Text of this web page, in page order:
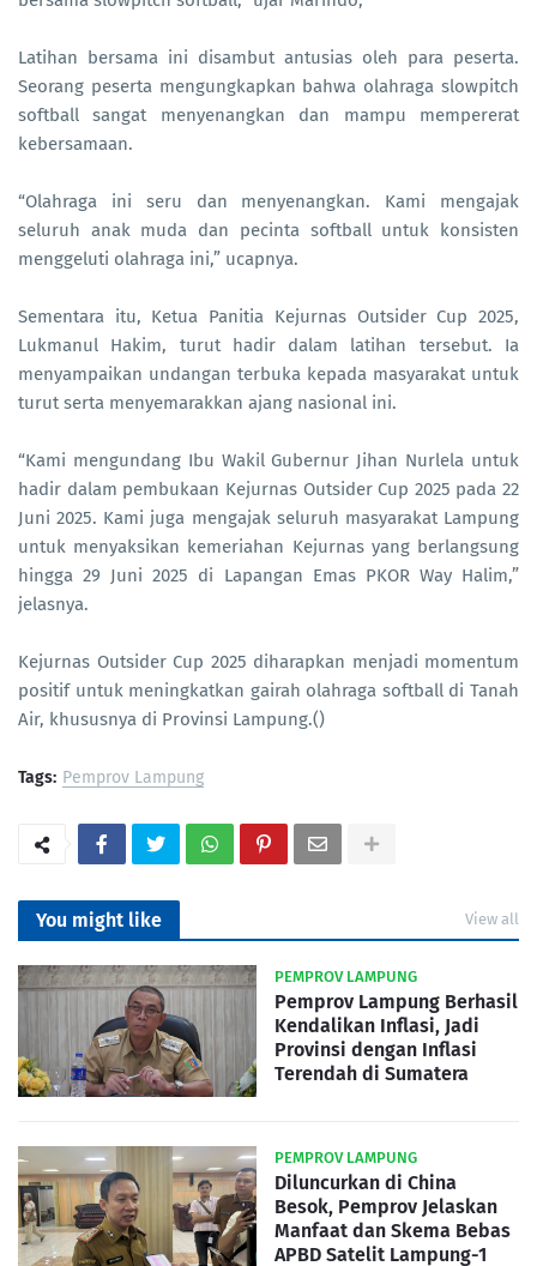
Latihan bersama ini disambut antusias oleh para peserta.
Seorang peserta mengungkapkan bahwa olahraga slowpitch
softball sangat menyenangkan dan mampu mempererat
kebersamaan.
“Olahraga ini seru dan menyenangkan. Kami mengajak
seluruh anak muda dan pecinta softball untuk konsisten
menggeluti olahraga ini,” ucapnya.
Sementara itu, Ketua Panitia Kejurnas Outsider Cup 2025,
Lukmanul Hakim, turut hadir dalam latihan tersebut. Ia
menyampaikan undangan terbuka kepada masyarakat untuk
turut serta menyemarakkan ajang nasional ini.
“Kami mengundang Ibu Wakil Gubernur Jihan Nurlela untuk
hadir dalam pembukaan Kejurnas Outsider Cup 2025 pada 22
Juni 2025. Kami juga mengajak seluruh masyarakat Lampung
untuk menyaksikan kemeriahan Kejurnas yang berlangsung
hingga 29 Juni 2025 di Lapangan Emas PKOR Way Halim,”
jelasnya.
Kejurnas Outsider Cup 2025 diharapkan menjadi momentum
positif untuk meningkatkan gairah olahraga softball di Tanah
Air, khususnya di Provinsi Lampung.()
Tags: Pemprov Lampung
You might like View all
PEMPROV LAMPUNG
Pemprov Lampung Berhasil
Kendalikan Inflasi, Jadi
Provinsi dengan Inflasi
Terendah di Sumatera
PEMPROV LAMPUNG
Diluncurkan di China
Besok, Pemprov Jelaskan
Manfaat dan Skema Bebas
APBD Satelit Lampung-1